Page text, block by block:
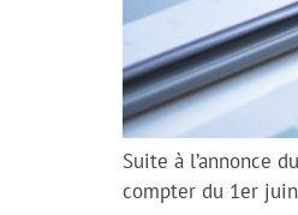
Suite à l’annonce
compter du 1er